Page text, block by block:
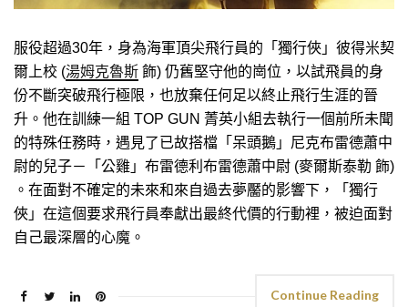
服役超過30年，身為海軍頂尖飛行員的「獨行俠」彼得米契
爾上校 (湯姆克魯斯 飾) 仍舊堅守他的崗位，以試飛員的身
份不斷突破飛行極限，也放棄任何足以終止飛行生涯的晉
升。他在訓練一組 TOP GUN 菁英小組去執行一個前所未聞
的特殊任務時，遇見了已故搭檔「呆頭鵝」尼克布雷德蕭中
尉的兒子－「公雞」布雷德利布雷德蕭中尉 (麥爾斯泰勒 飾)
。在面對不確定的未來和來自過去夢靨的影響下，「獨行
俠」在這個要求飛行員奉獻出最終代價的行動裡，被迫面對
自己最深層的心魔。
Continue Reading